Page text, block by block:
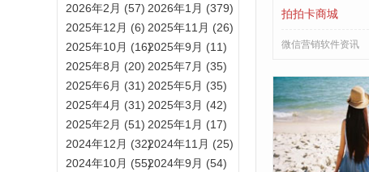
2026年2月 (57) 2026年1月 (379)
2025年12月 (6) 2025年11月 (26)
2025年10月 (16)2025年9月 (11)
2025年8月 (20) 2025年7月 (35)
2025年6月 (31) 2025年5月 (35)
2025年4月 (31) 2025年3月 (42)
2025年2月 (51) 2025年1月 (17)
2024年12月 (32)2024年11月 (25)
2024年10月 (55)2024年9月 (54)
拍拍卡商城
微信营销软件资讯